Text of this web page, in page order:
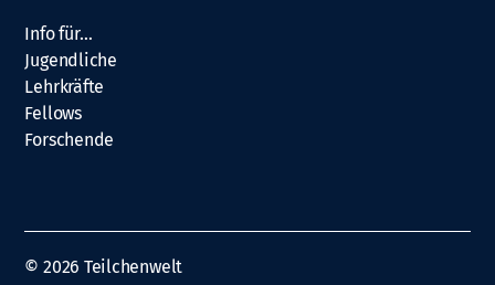
Info für…
Jugendliche
Lehrkräfte
Fellows
Forschende
© 2026 Teilchenwelt